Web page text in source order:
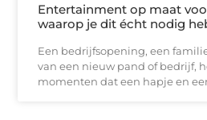
Entertainment op maat
waarop je dit écht nodig
Een bedrijfsopening, een
van een nieuw pand of bedrijf,
momenten dat een hapje en